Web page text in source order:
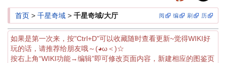
导
搜
阅 编 刷 历
首页 > 千星奇域 > 千星奇域/大厅
如果是第一次来，按"Ctrl+D"可以收藏随时查看更新~觉得WIKI好
玩的话，请推荐给朋友哦～(◕ω＜)☆
按右上角“WIKI功能→编辑”即可修改页面内容，新建相应的图鉴页